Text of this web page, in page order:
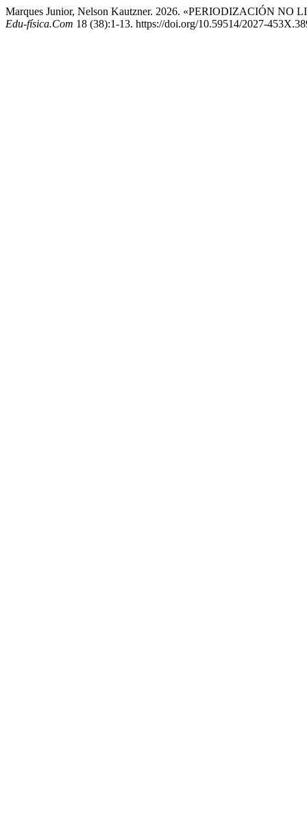
Marques Junior, Nelson Kautzner. 2026. «PERIODIZACIÓN
Edu-física.Com 18 (38):1-13. https://doi.org/10.59514/2027-